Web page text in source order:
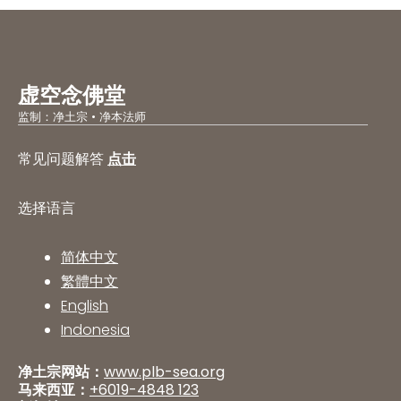
虚空念佛堂
监制：净土宗 • 净本法师
常见问题解答 点击
选择语言
简体中文
繁體中文
English
Indonesia
净土宗网站： www.plb-sea.org
马来西亚： +6019-4848 123